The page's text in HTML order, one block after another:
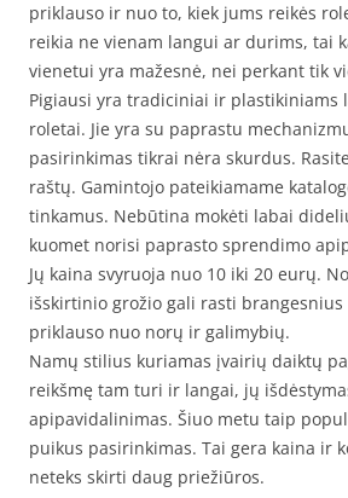
priklauso ir nuo to, kiek jums reikės
reikia ne vienam langui ar durims, tai
vienetui yra mažesnė, nei perkant tik
Pigiausi yra tradiciniai ir plastikiniams
roletai. Jie yra su paprastu
pasirinkimas tikrai nėra skurdus.
raštų. Gamintojo pateikiamame
tinkamus. Nebūtina mokėti labai
kuomet norisi paprasto sprendimo
Jų kaina svyruoja nuo 10 iki 20 eurų.
išskirtinio grožio gali rasti brangesnius
priklauso nuo norų ir galimybių.
Namų stilius kuriamas įvairių daiktų
reikšmę tam turi ir langai, jų
apipavidalinimas. Šiuo metu taip
puikus pasirinkimas. Tai gera kaina ir
neteks skirti daug priežiūros.